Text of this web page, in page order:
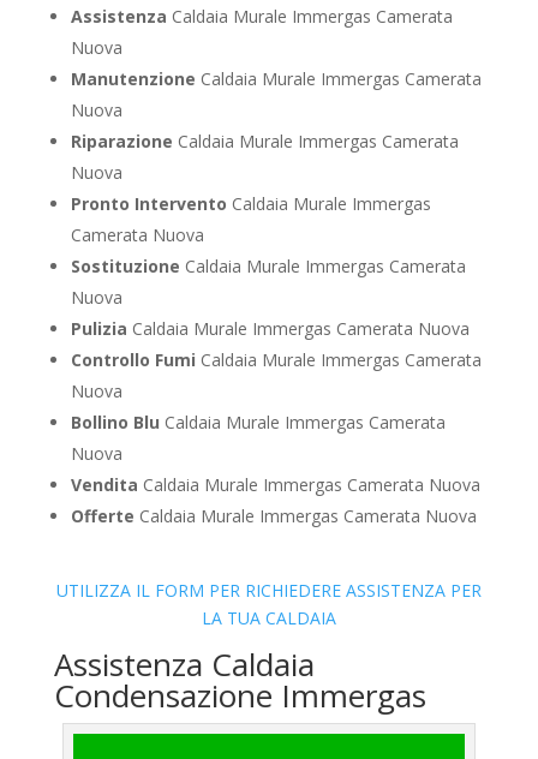
Assistenza Caldaia Murale Immergas Camerata
Nuova
Manutenzione Caldaia Murale Immergas Camerata
Nuova
Riparazione Caldaia Murale Immergas Camerata
Nuova
Pronto Intervento Caldaia Murale Immergas
Camerata Nuova
Sostituzione Caldaia Murale Immergas Camerata
Nuova
Pulizia Caldaia Murale Immergas Camerata Nuova
Controllo Fumi Caldaia Murale Immergas Camerata
Nuova
Bollino Blu Caldaia Murale Immergas Camerata
Nuova
Vendita Caldaia Murale Immergas Camerata Nuova
Offerte Caldaia Murale Immergas Camerata Nuova
UTILIZZA IL FORM PER RICHIEDERE ASSISTENZA PER
LA TUA CALDAIA
Assistenza Caldaia
Condensazione Immergas